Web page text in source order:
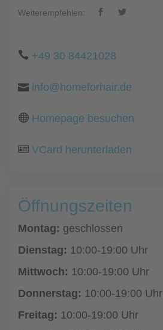
Weiterempfehlen:
+49 30 84421028
info@homeforhair.de
Homepage besuchen
VCard herunterladen
Öffnungszeiten
Montag: geschlossen
Dienstag: 10:00-19:00 Uhr
Mittwoch: 10:00-19:00 Uhr
Donnerstag: 10:00-19:00 Uhr
Freitag: 10:00-19:00 Uhr